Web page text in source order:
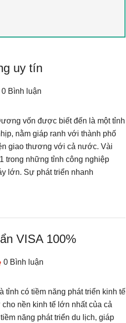
uy tín
0 Bình luận
vốn được biết đến là một tỉnh
nằm giáp ranh với thành phố
giao thương với cả nước. Vài
trong những tỉnh công nghiệp
lớn. Sự phát triển nhanh
VISA 100%
0 Bình luận
tỉnh có tiềm năng phát triển kinh tế
nền kinh tế lớn nhất của cả
năng phát triển du lịch, giáp